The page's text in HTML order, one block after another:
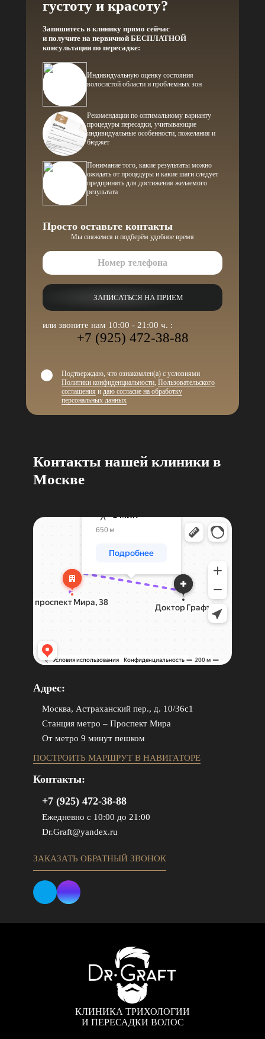
густоту и красоту?
Запишитесь в клинику прямо сейчас
и получите на первичной БЕСПЛАТНОЙ
консультации по пересадке:
Индивидуальную оценку состояния
волосистой области и проблемных зон
Рекомендации по оптимальному варианту
процедуры пересадки, учитывающие
индивидуальные особенности, пожелания и
бюджет
Понимание того, какие результаты можно
ожидать от процедуры и какие шаги следует
предпринять для достижения желаемого
результата
Просто оставьте контакты
Мы свяжемся и подберём удобное время
ЗАПИСАТЬСЯ НА ПРИЕМ
или звоните нам 10:00 - 21:00 ч. :
+7 (925) 472-38-88
Подтверждаю, что ознакомлен(а) с условиями
Политики конфиденциальности, Пользовательского
соглашения и даю согласие на обработку
персональных данных
Контакты нашей клиники в
Москве
Адрес:
Москва, Астраханский пер., д. 10/36с1
Станция метро – Проспект Мира
От метро 9 минут пешком
ПОСТРОИТЬ МАРШРУТ В НАВИГАТОРЕ
Контакты:
+7 (925) 472-38-88
Ежедневно с 10:00 до 21:00
Dr.Graft@yandex.ru
ЗАКАЗАТЬ ОБРАТНЫЙ ЗВОНОК
КЛИНИКА ТРИХОЛОГИИ
И ПЕРЕСАДКИ ВОЛОС